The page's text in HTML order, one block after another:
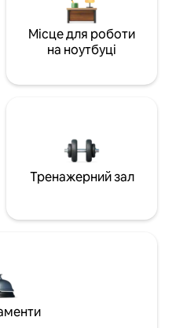
Місце для роботи
на ноутбуці
Тренажерний зал